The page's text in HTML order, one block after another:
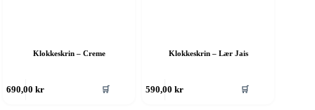
Klokkeskrin – Creme
690,00kr 🛒
Klokkeskrin – Lær Jais
590,00kr 🛒